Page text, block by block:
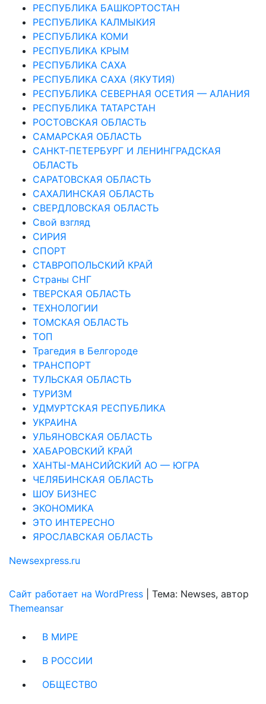
РЕСПУБЛИКА БАШКОРТОСТАН
РЕСПУБЛИКА КАЛМЫКИЯ
РЕСПУБЛИКА КОМИ
РЕСПУБЛИКА КРЫМ
РЕСПУБЛИКА САХА
РЕСПУБЛИКА САХА (ЯКУТИЯ)
РЕСПУБЛИКА СЕВЕРНАЯ ОСЕТИЯ — АЛАНИЯ
РЕСПУБЛИКА ТАТАРСТАН
РОСТОВСКАЯ ОБЛАСТЬ
САМАРСКАЯ ОБЛАСТЬ
САНКТ-ПЕТЕРБУРГ И ЛЕНИНГРАДСКАЯ
ОБЛАСТЬ
САРАТОВСКАЯ ОБЛАСТЬ
САХАЛИНСКАЯ ОБЛАСТЬ
СВЕРДЛОВСКАЯ ОБЛАСТЬ
Свой взгляд
СИРИЯ
СПОРТ
СТАВРОПОЛЬСКИЙ КРАЙ
Страны СНГ
ТВЕРСКАЯ ОБЛАСТЬ
ТЕХНОЛОГИИ
ТОМСКАЯ ОБЛАСТЬ
ТОП
Трагедия в Белгороде
ТРАНСПОРТ
ТУЛЬСКАЯ ОБЛАСТЬ
ТУРИЗМ
УДМУРТСКАЯ РЕСПУБЛИКА
УКРАИНА
УЛЬЯНОВСКАЯ ОБЛАСТЬ
ХАБАРОВСКИЙ КРАЙ
ХАНТЫ-МАНСИЙСКИЙ АО — ЮГРА
ЧЕЛЯБИНСКАЯ ОБЛАСТЬ
ШОУ БИЗНЕС
ЭКОНОМИКА
ЭТО ИНТЕРЕСНО
ЯРОСЛАВСКАЯ ОБЛАСТЬ
Newsexpress.ru
Сайт работает на WordPress
Тема: Newses, автор
Themeansar
В МИРЕ
В РОССИИ
ОБЩЕСТВО